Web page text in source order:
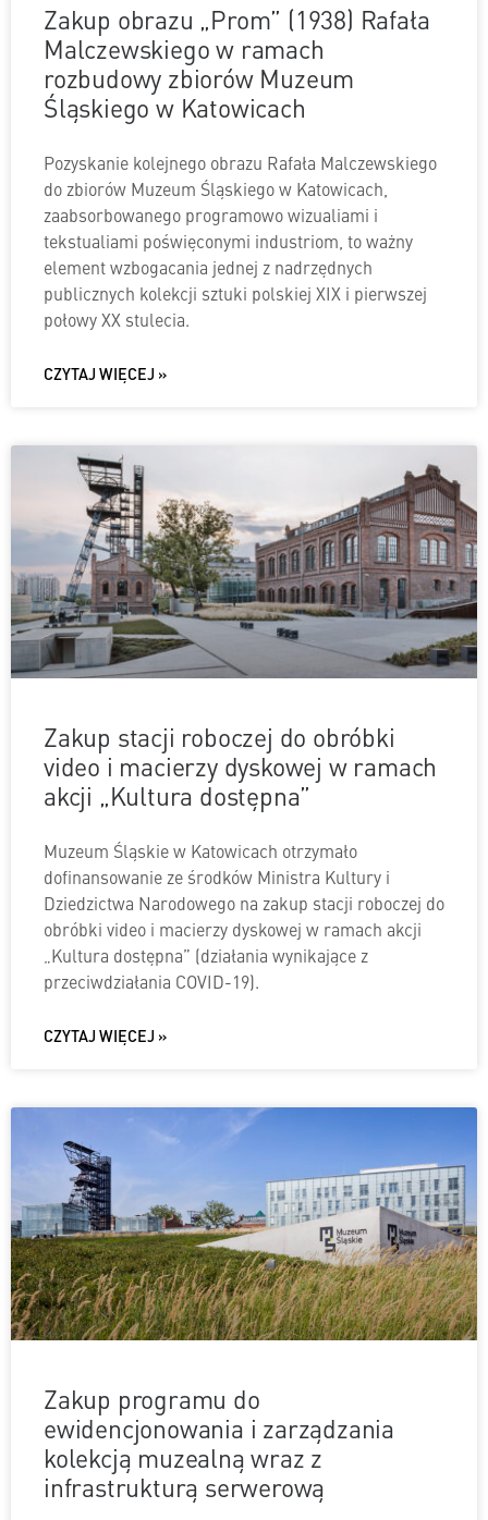
Zakup obrazu „Prom” (1938) Rafała
Malczewskiego w ramach
rozbudowy zbiorów Muzeum
Śląskiego w Katowicach
Pozyskanie kolejnego obrazu Rafała Malczewskiego
do zbiorów Muzeum Śląskiego w Katowicach,
zaabsorbowanego programowo wizualiami i
tekstualiami poświęconymi industriom, to ważny
element wzbogacania jednej z nadrzędnych
publicznych kolekcji sztuki polskiej XIX i pierwszej
połowy XX stulecia.
CZYTAJ WIĘCEJ »
Zakup stacji roboczej do obróbki
video i macierzy dyskowej w ramach
akcji „Kultura dostępna”
Muzeum Śląskie w Katowicach otrzymało
dofinansowanie ze środków Ministra Kultury i
Dziedzictwa Narodowego na zakup stacji roboczej do
obróbki video i macierzy dyskowej w ramach akcji
„Kultura dostępna” (działania wynikające z
przeciwdziałania COVID-19).
CZYTAJ WIĘCEJ »
Zakup programu do
ewidencjonowania i zarządzania
kolekcją muzealną wraz z
infrastrukturą serwerową